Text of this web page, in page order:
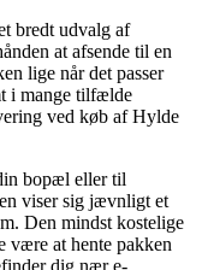
bredt udvalg af
at afsende til en
lige når det passer
i mange tilfælde
ved køb af Hylde
bopæl eller til
viser sig jævnligt et
Den mindst kostelige
at hente pakken
dig nær e-